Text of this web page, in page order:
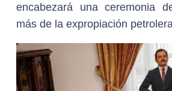
encabezará una ceremonia
más de la expropiación